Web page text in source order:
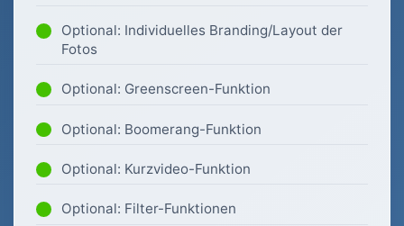
Optional: Individuelles Branding/Layout der
Fotos
Optional: Greenscreen-Funktion
Optional: Boomerang-Funktion
Optional: Kurzvideo-Funktion
Optional: Filter-Funktionen